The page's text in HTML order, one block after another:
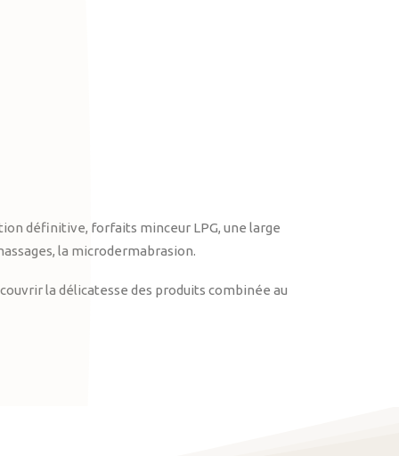
définitive, forfaits minceur LPG, une large
la microdermabrasion.
la délicatesse des produits combinée au